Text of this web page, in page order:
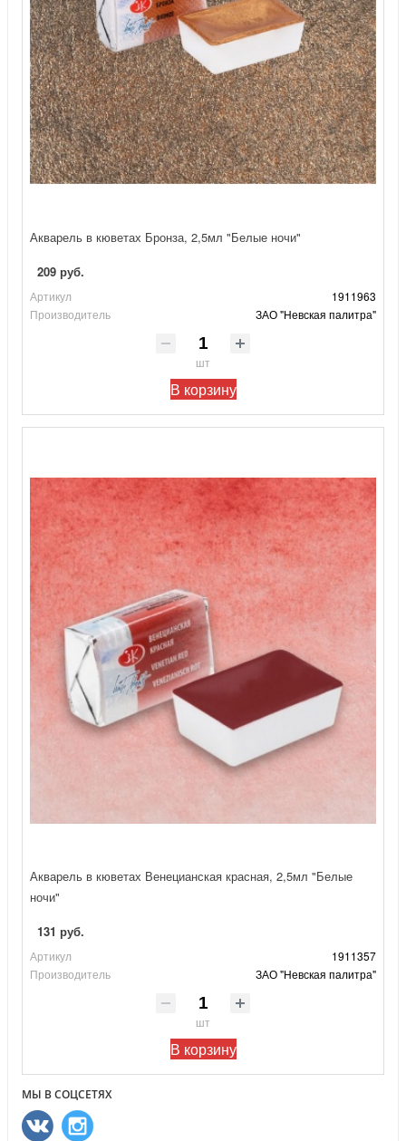
Акварель в кюветах Бронза, 2,5мл "Белые ночи"
209 руб.
Артикул
1911963
Производитель
ЗАО "Невская палитра"
шт
В корзину
Акварель в кюветах Венецианская красная, 2,5мл "Белые
ночи"
131 руб.
Артикул
1911357
Производитель
ЗАО "Невская палитра"
шт
В корзину
МЫ В СОЦСЕТЯХ